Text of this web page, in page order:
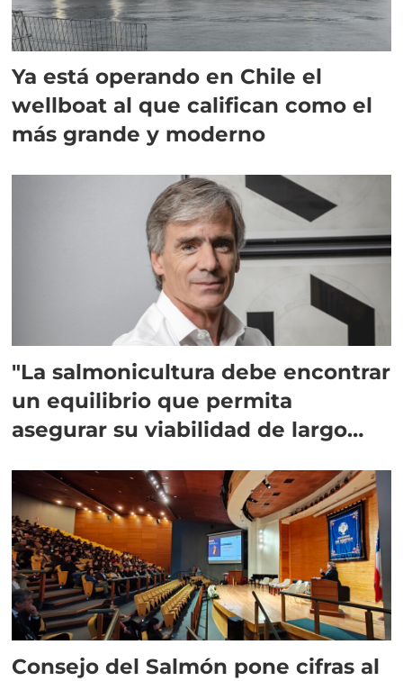
Ya está operando en Chile el
wellboat al que califican como el
más grande y moderno
"La salmonicultura debe encontrar
un equilibrio que permita
asegurar su viabilidad de largo
Consejo del Salmón pone cifras al